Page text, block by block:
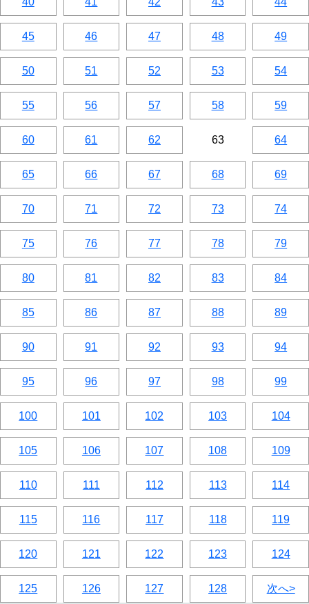
45 46 47 48 49
50 51 52 53 54
55 56 57 58 59
60 61 62 63 64
65 66 67 68 69
70 71 72 73 74
75 76 77 78 79
80 81 82 83 84
85 86 87 88 89
90 91 92 93 94
95 96 97 98 99
100 101 102 103 104
105 106 107 108 109
110 111 112 113 114
115 116 117 118 119
120 121 122 123 124
125 126 127 128 次へ>